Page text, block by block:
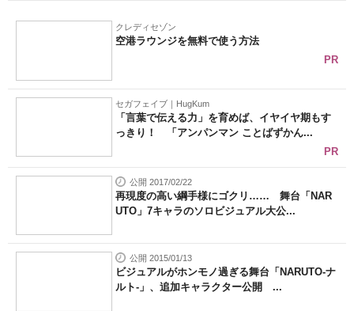
クレディセゾン
空港ラウンジを無料で使う方法
PR
セガフェイブ｜HugKum
「言葉で伝える力」を育めば、イヤイヤ期もす
っきり！ 「アンパンマン ことばずかん...
PR
公開 2017/02/22
再現度の高い綱手様にゴクリ…… 舞台「NAR
UTO」7キャラのソロビジュアル大公...
公開 2015/01/13
ビジュアルがホンモノ過ぎる舞台「NARUTO-ナ
ルト-」、追加キャラクター公開 ...